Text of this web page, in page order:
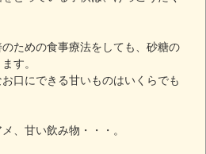
ための食事療法をしても、砂糖の
す。
口にできる甘いものはいくらでも
、甘い飲み物・・・。